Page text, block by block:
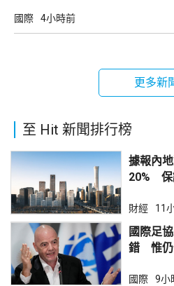
國際 4小時前
更多新
至 Hit 新聞排行榜
據報內
20% 保
財經 11
國際足
錯 惟仍
國際 9小